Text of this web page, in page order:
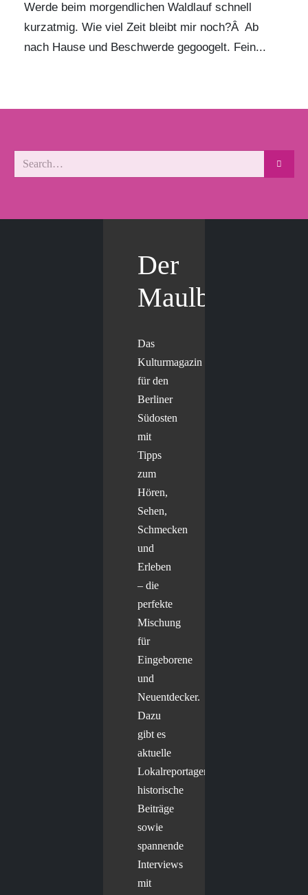
Werde beim morgendlichen Waldlauf schnell
kurzatmig. Wie viel Zeit bleibt mir noch?Â Ab
nach Hause und Beschwerde gegoogelt. Fein...
Der
Maulbär
Das
Kulturmagazin
für den
Berliner
Südosten
mit
Tipps
zum
Hören,
Sehen,
Schmecken
und
Erleben
– die
perfekte
Mischung
für
Eingeborene
und
Neuentdecker.
Dazu
gibt es
aktuelle
Lokalreportagen,
historische
Beiträge
sowie
spannende
Interviews
mit